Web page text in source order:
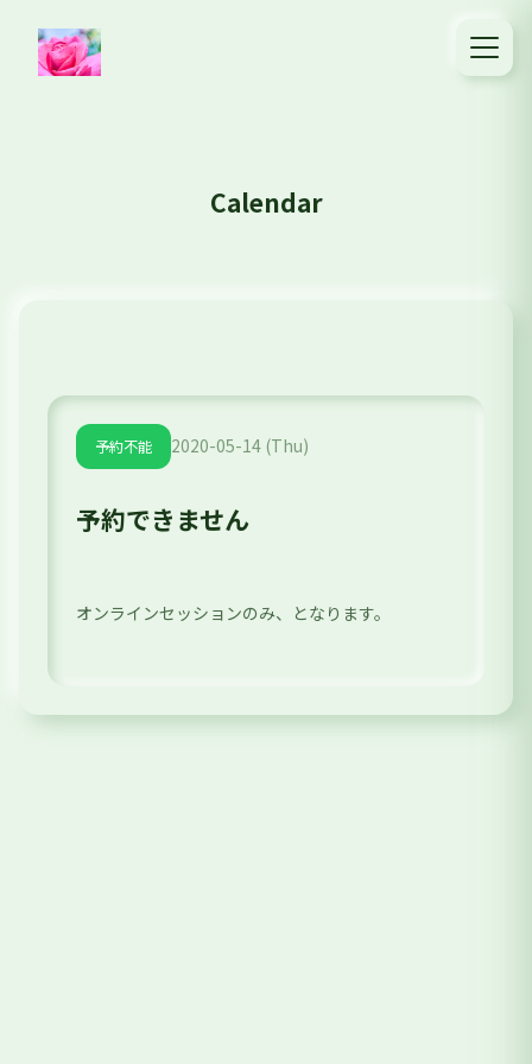
Calendar
予約不能 2020-05-14 (Thu)
予約できません
オンラインセッションのみ、となります。